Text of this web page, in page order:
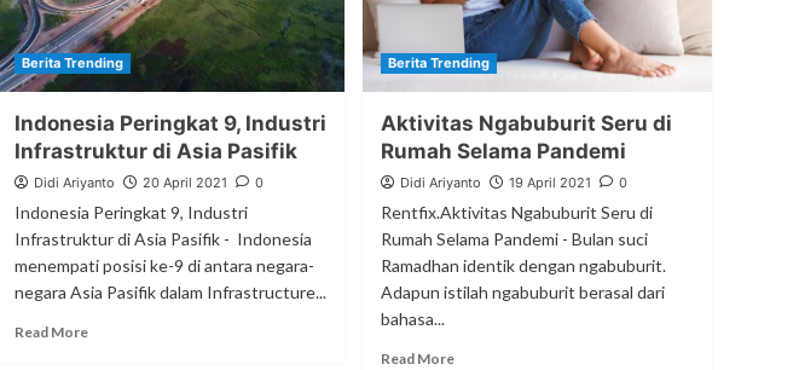
Berita Trending
Indonesia Peringkat 9, Industri
Infrastruktur di Asia Pasifik
Didi Ariyanto 20 April 2021 0
Indonesia Peringkat 9, Industri
Infrastruktur di Asia Pasifik - Indonesia
menempati posisi ke-9 di antara negara-
negara Asia Pasifik dalam Infrastructure...
Read More
Berita Trending
Aktivitas Ngabuburit Seru di
Rumah Selama Pandemi
Didi Ariyanto 19 April 2021 0
Rentfix.Aktivitas Ngabuburit Seru di
Rumah Selama Pandemi - Bulan suci
Ramadhan identik dengan ngabuburit.
Adapun istilah ngabuburit berasal dari
bahasa...
Read More